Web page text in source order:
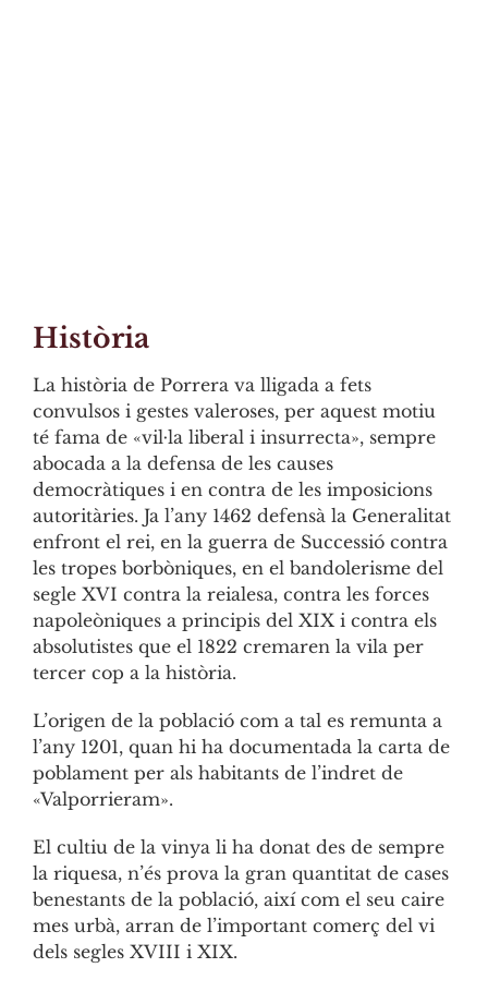
Història
La història de Porrera va lligada a fets
convulsos i gestes valeroses, per aquest motiu
té fama de «vil·la liberal i insurrecta», sempre
abocada a la defensa de les causes
democràtiques i en contra de les imposicions
autoritàries. Ja l’any 1462 defensà la Generalitat
enfront el rei, en la guerra de Successió contra
les tropes borbòniques, en el bandolerisme del
segle XVI contra la reialesa, contra les forces
napoleòniques a principis del XIX i contra els
absolutistes que el 1822 cremaren la vila per
tercer cop a la història.
L’origen de la població com a tal es remunta a
l’any 1201, quan hi ha documentada la carta de
poblament per als habitants de l’indret de
«Valporrieram».
El cultiu de la vinya li ha donat des de sempre
la riquesa, n’és prova la gran quantitat de cases
benestants de la població, així com el seu caire
mes urbà, arran de l’important comerç del vi
dels segles XVIII i XIX.